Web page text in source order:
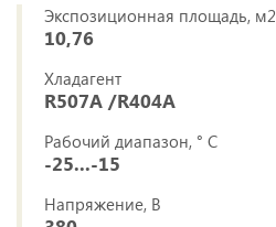
Экспозиционная площадь, м2
10,76
Хладагент
R507A /R404A
Рабочий диапазон, ° С
-25...-15
Напряжение, В